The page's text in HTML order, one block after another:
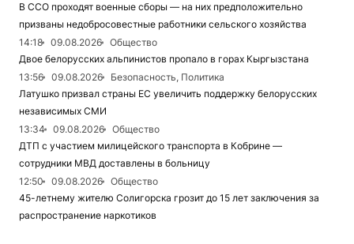
В ССО проходят военные сборы — на них предположительно
призваны недобросовестные работники сельского хозяйства
14:18
09.08.2026
Общество
Двое белорусских альпинистов пропало в горах Кыргызстана
13:56
09.08.2026
Безопасность, Политика
Латушко призвал страны ЕС увеличить поддержку белорусских
независимых СМИ
13:34
09.08.2026
Общество
ДТП с участием милицейского транспорта в Кобрине —
сотрудники МВД доставлены в больницу
12:50
09.08.2026
Общество
45-летнему жителю Солигорска грозит до 15 лет заключения за
распространение наркотиков